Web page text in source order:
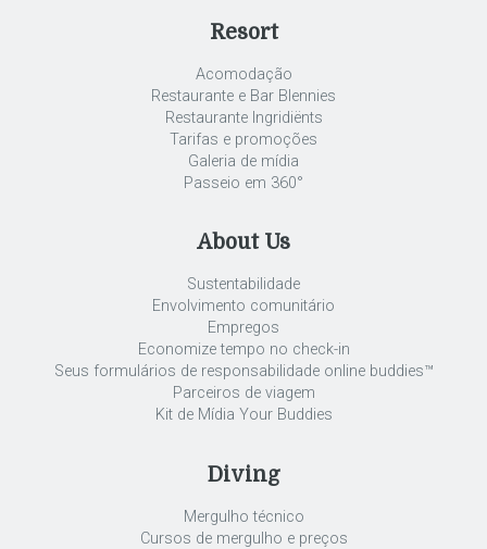
Resort
Acomodação
Restaurante e Bar Blennies
Restaurante Ingridiënts
Tarifas e promoções
Galeria de mídia
Passeio em 360°
About Us
Sustentabilidade
Envolvimento comunitário
Empregos
Economize tempo no check-in
Seus formulários de responsabilidade online buddies™
Parceiros de viagem
Kit de Mídia Your Buddies
Diving
Mergulho técnico
Cursos de mergulho e preços